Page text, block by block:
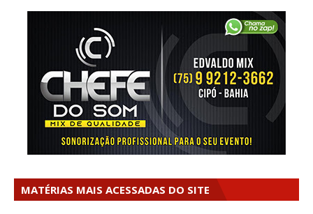
MATÉRIAS MAIS ACESSADAS DO SITE